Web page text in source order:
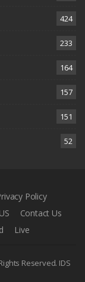
424
233
164
157
151
52
Policy
Contact Us
Live
Reserved. IDS